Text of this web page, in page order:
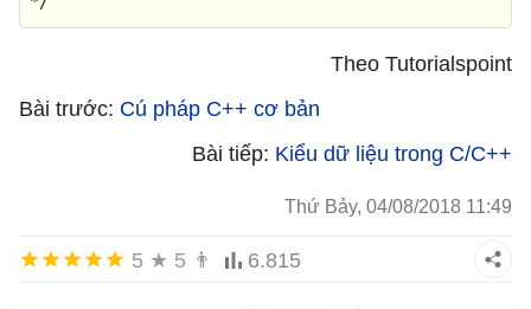
Theo Tutorialspoint
Bài trước: Cú pháp C++ cơ bản
Bài tiếp: Kiểu dữ liệu trong C/C++
Thứ Bảy, 04/08/2018 11:49
5 ★ 5 👨 6.815